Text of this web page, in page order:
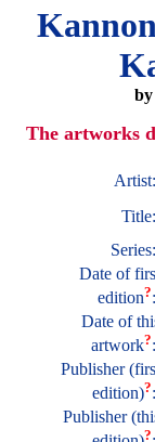
by
The artworks
Artist:
Title:
Series:
Date of
edition?:
Date of
artwork?:
Publisher
edition)?:
Publisher
?